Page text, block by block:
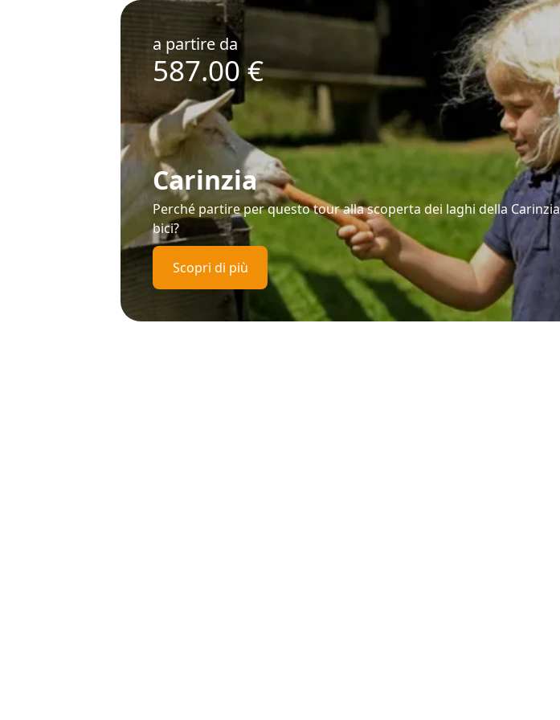
a partire da
587.00€
Carinzia
Perché partire per questo tour alla scoperta dei laghi della
bici?
Scopri di più